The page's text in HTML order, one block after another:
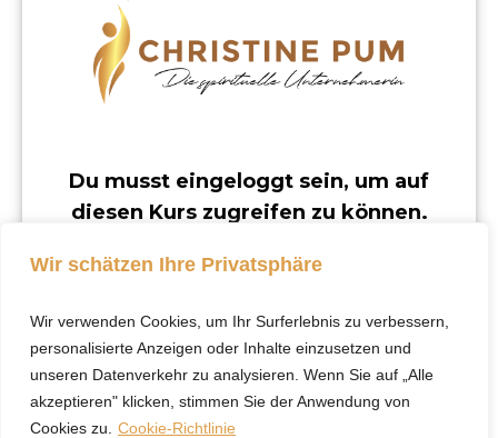
Wir schätzen Ihre Privatsphäre
Wir verwenden Cookies, um Ihr Surferlebnis zu verbessern,
personalisierte Anzeigen oder Inhalte einzusetzen und
unseren Datenverkehr zu analysieren. Wenn Sie auf „Alle
akzeptieren" klicken, stimmen Sie der Anwendung von
Cookies zu.
Cookie-Richtlinie
Du musst eingeloggt sein, um auf
diesen Kurs zugreifen zu können.
verfügbar.
Klicke hier, um dich
einzuloggen.